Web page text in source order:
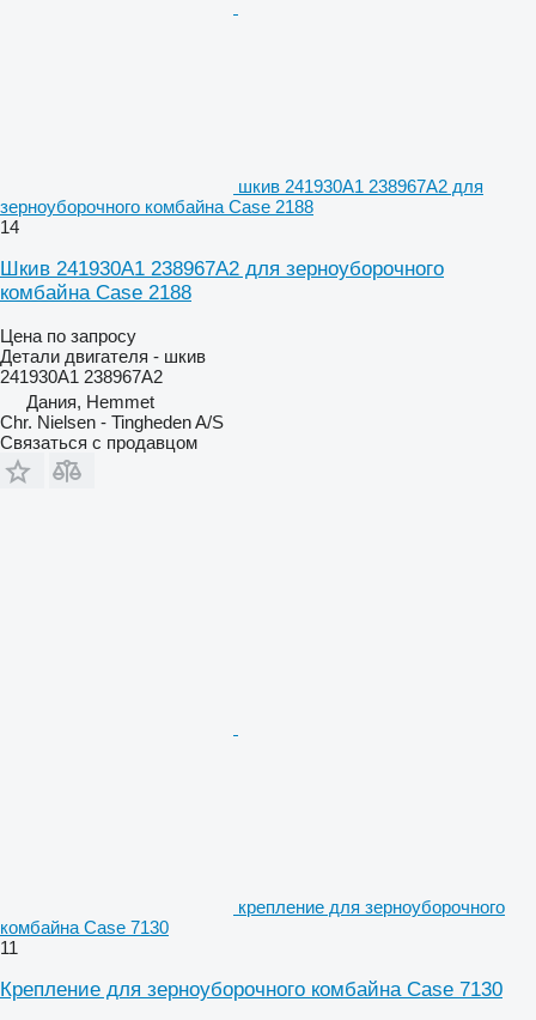
шкив 241930A1 238967A2 для
зерноуборочного комбайна Case 2188
14
Шкив 241930A1 238967A2 для зерноуборочного
комбайна Case 2188
Цена по запросу
Детали двигателя - шкив
241930A1 238967A2
Дания, Hemmet
Chr. Nielsen - Tingheden A/S
Связаться с продавцом
крепление для зерноуборочного
комбайна Case 7130
11
Крепление для зерноуборочного комбайна Case 7130